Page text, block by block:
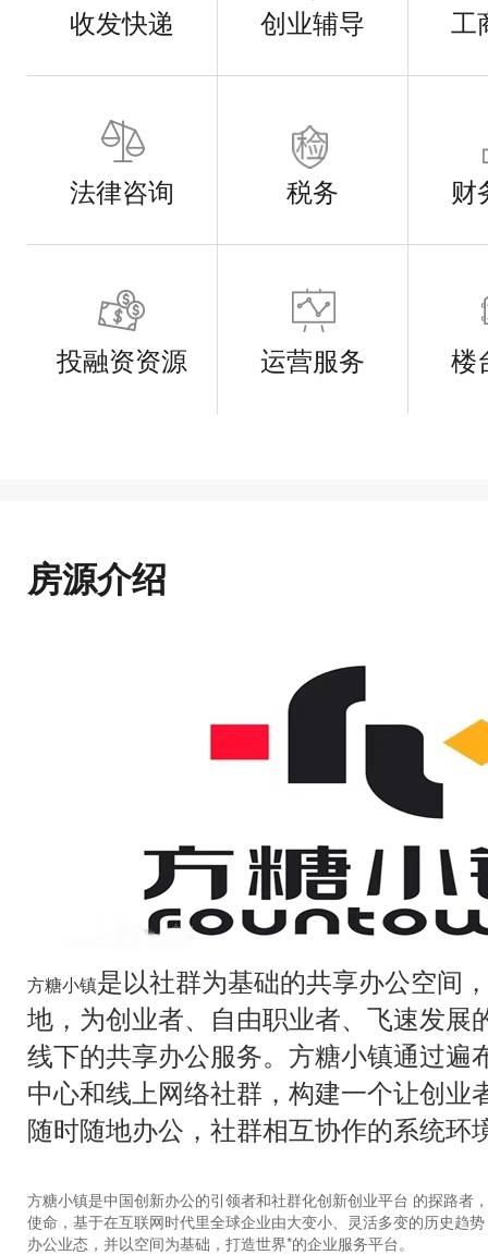
收发快递 创业辅导 工
法律咨询 税务 财
投融资资源 运营服务 楼
房源介绍
方糖小镇是以社群为基础的共享办公空间
地，为创业者、自由职业者、飞速发展
线下的共享办公服务。方糖小镇通过遍
中心和线上网络社群，构建一个让创业
随时随地办公，社群相互协作的系统环
方糖小镇是中国创新办公的引领者和社群化创新创业平台 的探路者
使命，基于在互联网时代里全球企业由大变小、灵活多变的历史趋
办公业态，并以空间为基础，打造世界*的企业服务平台。